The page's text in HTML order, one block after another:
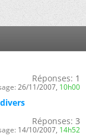
Réponses: 1
26/11/2007, 10h00
Réponses: 3
14/10/2007, 14h52